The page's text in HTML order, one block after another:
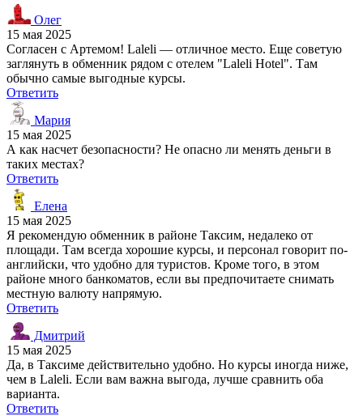
Олег
15 мая 2025
Согласен с Артемом! Laleli — отличное место. Еще советую
заглянуть в обменник рядом с отелем "Laleli Hotel". Там
обычно самые выгодные курсы.
Ответить
Мария
15 мая 2025
А как насчет безопасности? Не опасно ли менять деньги в
таких местах?
Ответить
Елена
15 мая 2025
Я рекомендую обменник в районе Таксим, недалеко от
площади. Там всегда хорошие курсы, и персонал говорит по-
английски, что удобно для туристов. Кроме того, в этом
районе много банкоматов, если вы предпочитаете снимать
местную валюту напрямую.
Ответить
Дмитрий
15 мая 2025
Да, в Таксиме действительно удобно. Но курсы иногда ниже,
чем в Laleli. Если вам важна выгода, лучше сравнить оба
варианта.
Ответить